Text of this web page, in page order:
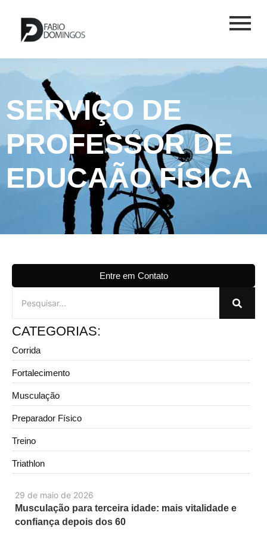
SERVIÇO DE
PROFESSOR DE
EDUCAÃO FÍSICA
29 de maio de 2026
Musculação para terceira idade: mais vitalidade e
confiança depois dos 60
Entre em Contato
CATEGORIAS:
Corrida
Fortalecimento
Musculação
Preparador Físico
Treino
Triathlon